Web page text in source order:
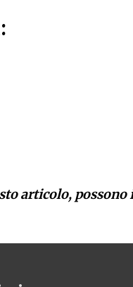
articolo,